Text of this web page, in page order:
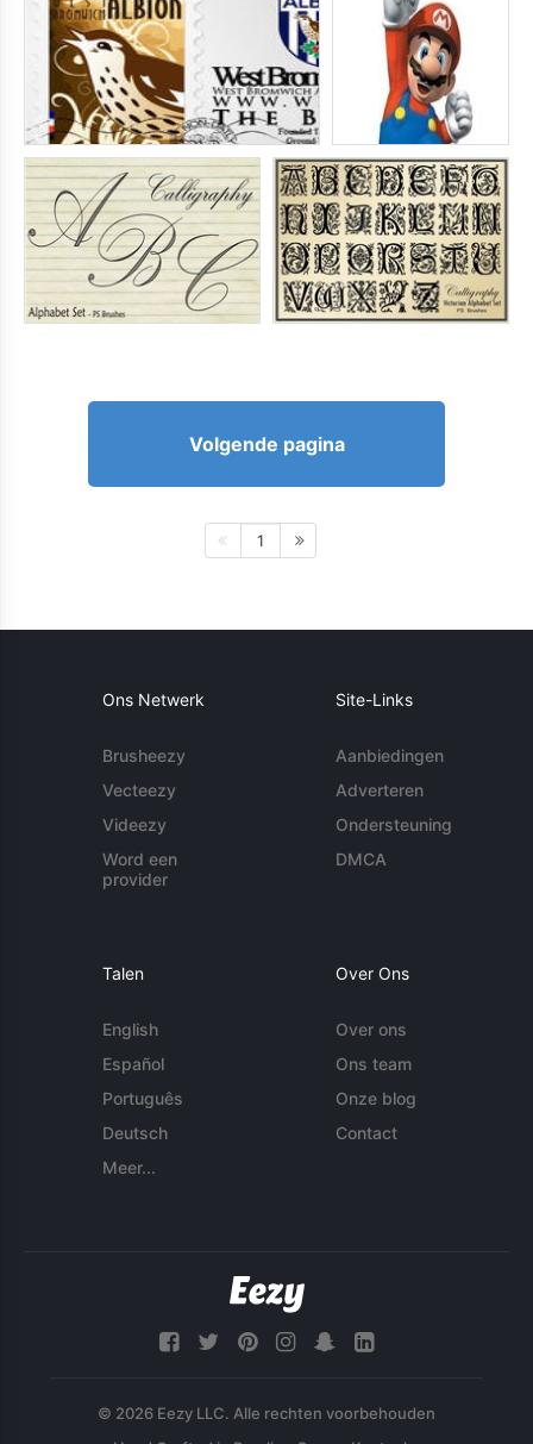
Volgende pagina
1
Ons Netwerk
Brusheezy
Vecteezy
Videezy
Word een
provider
Site-Links
Aanbiedingen
Adverteren
Ondersteuning
DMCA
Talen
English
Español
Português
Deutsch
Meer...
Over Ons
Over ons
Ons team
Onze blog
Contact
© 2026 Eezy LLC. Alle rechten voorbehouden